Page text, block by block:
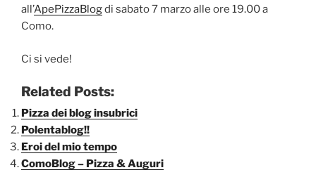
all’ApePizzaBlogdi sabato 7 marzo alle ore 19.00 a
Como.
Ci si vede!
Related Posts:
Pizza dei blog insubrici
Polentablog!!
Eroi del mio tempo
ComoBlog – Pizza & Auguri